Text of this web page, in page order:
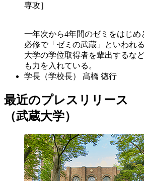
専攻］
一年次から4年間のゼミをはじ
必修で「ゼミの武蔵」といわれ
大学の学位取得者を輩出するな
も力を入れている。
学長（学校長）
髙橋 徳行
最近のプレスリリース
（武蔵大学）